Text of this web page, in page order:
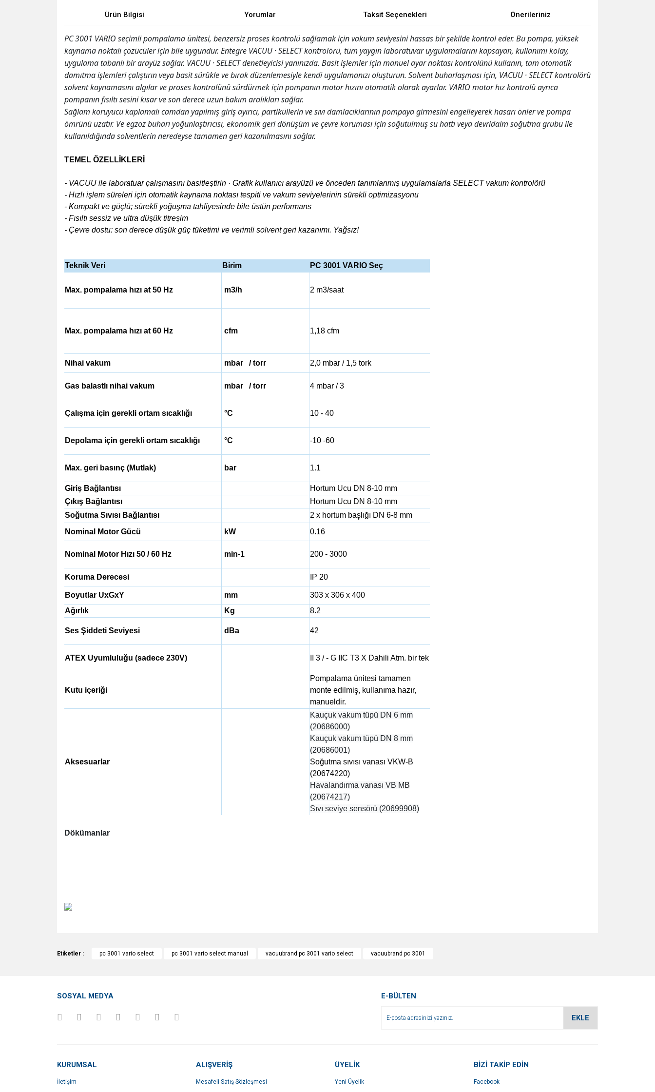
Ürün Bilgisi Yorumlar Taksit Seçenekleri Önerileriniz
PC 3001 VARIO seçimli pompalama ünitesi, benzersiz proses kontrolü sağlamak için vakum seviyesini hassas bir şekilde kontrol eder. Bu pompa, yüksek
kaynama noktalı çözücüler için bile uygundur. Entegre VACUU · SELECT kontrolörü, tüm yaygın laboratuvar uygulamalarını kapsayan, kullanımı kolay,
uygulama tabanlı bir arayüz sağlar. VACUU · SELECT denetleyicisi yanınızda. Basit işlemler için manuel ayar noktası kontrolünü kullanın, tam otomatik
damıtma işlemleri çalıştırın veya basit sürükle ve bırak düzenlemesiyle kendi uygulamanızı oluşturun. Solvent buharlaşması için, VACUU · SELECT kontrolörü
solvent kaynamasını algılar ve proses kontrolünü sürdürmek için pompanın motor hızını otomatik olarak ayarlar. VARIO motor hız kontrolü ayrıca
pompanın fısıltı sesini kısar ve son derece uzun bakım aralıkları sağlar.
Sağlam koruyucu kaplamalı camdan yapılmış giriş ayırıcı, partiküllerin ve sıvı damlacıklarının pompaya girmesini engelleyerek hasarı önler ve pompa
ömrünü uzatır. Ve egzoz buharı yoğunlaştırıcısı, ekonomik geri dönüşüm ve çevre koruması için soğutulmuş su hattı veya devridaim soğutma grubu ile
kullanıldığında solventlerin neredeyse tamamen geri kazanılmasını sağlar.
TEMEL ÖZELLİKLERİ
- VACUU ile laboratuar çalışmasını basitleştirin · Grafik kullanıcı arayüzü ve önceden tanımlanmış uygulamalarla SELECT vakum kontrolörü
- Hızlı işlem süreleri için otomatik kaynama noktası tespiti ve vakum seviyelerinin sürekli optimizasyonu
- Kompakt ve güçlü; sürekli yoğuşma tahliyesinde bile üstün performans
- Fısıltı sessiz ve ultra düşük titreşim
- Çevre dostu: son derece düşük güç tüketimi ve verimli solvent geri kazanımı. Yağsız!
Teknik Veri Birim PC 3001 VARIO Seç
Max. pompalama hızı at 50 Hz m3/h 2 m3/saat
Max. pompalama hızı at 60 Hz cfm 1,18 cfm
Nihai vakum mbar / torr 2,0 mbar / 1,5 tork
Gas balastlı nihai vakum mbar / torr 4 mbar / 3
Çalışma için gerekli ortam sıcaklığı °C 10 - 40
Depolama için gerekli ortam sıcaklığı °C -10 -60
Max. geri basınç (Mutlak) bar 1.1
Giriş Bağlantısı
Hortum Ucu DN 8-10 mm
Çıkış Bağlantısı
Hortum Ucu DN 8-10 mm
Soğutma Sıvısı Bağlantısı
2 x hortum başlığı DN 6-8 mm
Nominal Motor Gücü
kW 0.16
Nominal Motor Hızı 50 / 60 Hz min-1 200 - 3000
Koruma Derecesi IP 20
Boyutlar UxGxY mm
303 x 306 x 400
Ağırlık
Kg 8.2
Ses Şiddeti Seviyesi dBa 42
ATEX Uyumluluğu (sadece 230V) II 3 / - G IIC T3 X Dahili Atm. bir tek
Kutu içeriği
Pompalama ünitesi tamamen
monte edilmiş, kullanıma hazır,
manueldir.
Aksesuarlar
Kauçuk vakum tüpü DN 6 mm
(20686000)
Kauçuk vakum tüpü DN 8 mm
(20686001)
Soğutma sıvısı vanası VKW-B
(20674220)
Havalandırma vanası VB MB
(20674217)
Sıvı seviye sensörü (20699908)
Dökümanlar
Bu ürüne ilk yorumu siz yapın!
Ürün bilgilerinde hatalar bulunuyor.
Etiketler : pc 3001 vario select pc 3001 vario select manual vacuubrand pc 3001 vario select vacuubrand pc 3001
SOSYAL MEDYA E-BÜLTEN
EKLE
KURUMSAL
İletişim
ALIŞVERİŞ
Mesafeli Satış Sözleşmesi
ÜYELİK
Yeni Üyelik
BİZİ TAKİP EDİN
Facebook